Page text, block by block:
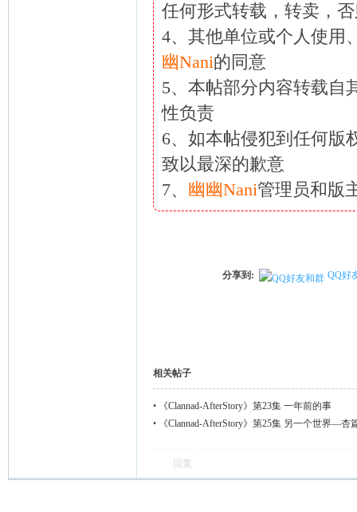
任何形式转载，转卖，
4、其他单位或个人使用
幽Nani的同意
5、本帖部分内容转载自
性负责
6、如本帖侵犯到任何版
致以最深的歉意
7、 幽幽Nani管理员和版
分享到: QQ好
相关帖子
•
《Clannad-AfterStory》第23集 一年前的事
•
《Clannad-AfterStory》第25集 另一个世界—杏
回复